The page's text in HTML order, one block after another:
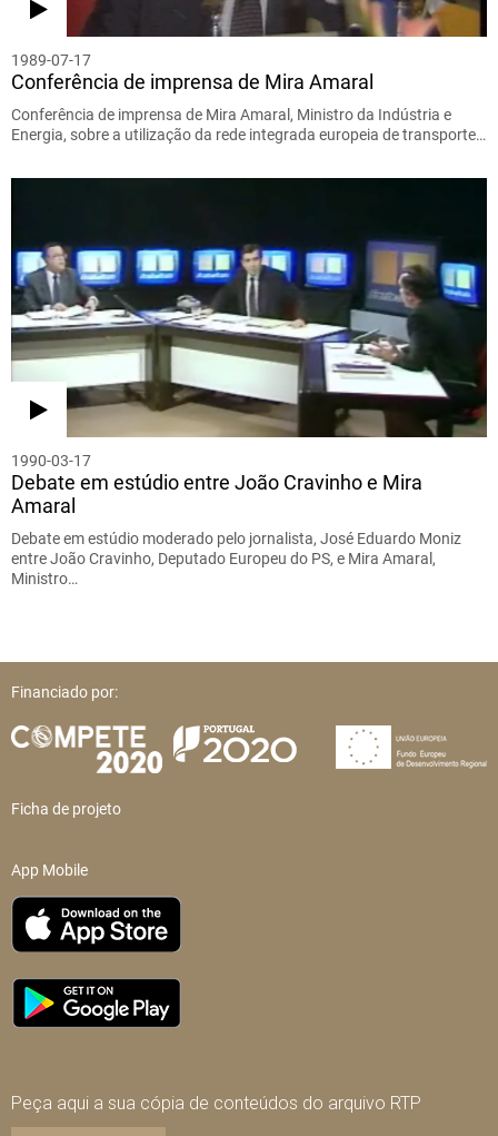
1989-07-17
Conferência de imprensa de Mira Amaral
Conferência de imprensa de Mira Amaral, Ministro da Indústria e
Energia, sobre a utilização da rede integrada europeia de transporte…
1990-03-17
Debate em estúdio entre João Cravinho e Mira
Amaral
Debate em estúdio moderado pelo jornalista, José Eduardo Moniz
entre João Cravinho, Deputado Europeu do PS, e Mira Amaral,
Ministro…
Financiado por:
Ficha de projeto
App Mobile
Peça aqui a sua cópia de conteúdos do arquivo RTP